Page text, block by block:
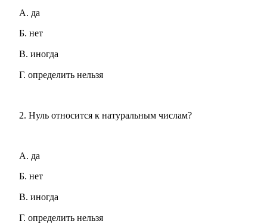
А. да
Б. нет
В. иногда
Г. определить нельзя
2. Нуль относится к натуральным числам?
А. да
Б. нет
В. иногда
Г. определить нельзя